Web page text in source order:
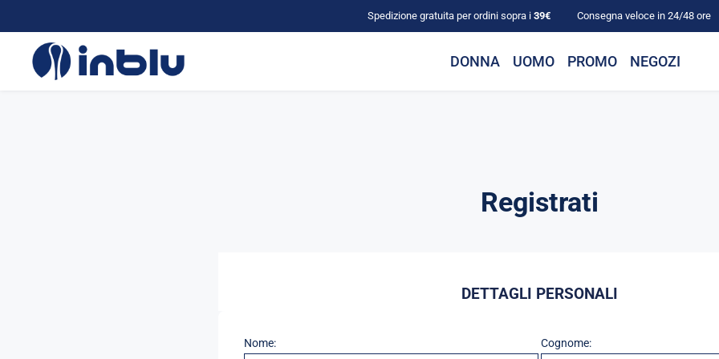
Spedizione gratuita per ordini sopra i 39€ Consegna veloce in 24/48 ore
DONNA UOMO PROMO NEGOZI
Registrati
DETTAGLI PERSONALI
Nome: Cognome: